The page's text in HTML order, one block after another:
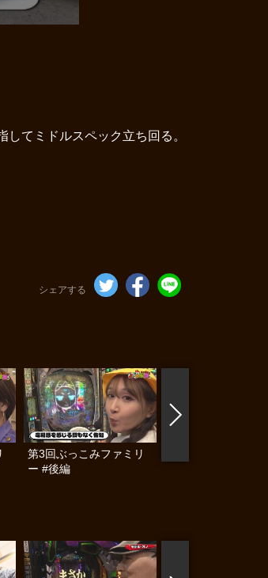
てミドルスペック立ち回る。
シェアする
第3回ぶっこみファミリ
ー #後編